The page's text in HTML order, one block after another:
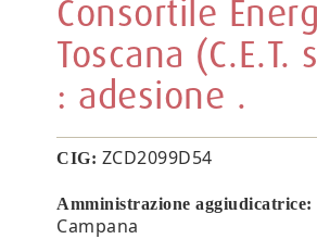
Consortile
Toscana (C.E.T.
: adesione .
CIG: ZCD2099D54
Amministrazione aggiudicatrice:
Campana